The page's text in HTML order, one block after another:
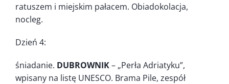
ratuszem i miejskim pałacem. Obiadokolacja,
nocleg.
Dzień 4:
śniadanie. DUBROWNIK– „Perła Adriatyku”,
wpisany na listę UNESCO. Brama Pile, zespół